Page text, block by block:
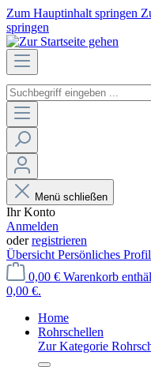
Zum Hauptinhalt springen
springen
Menü schließen
Ihr Konto
Anmelden
oderregistrieren
Übersicht Persönliches Profil
0,00 € Warenkorb
0,00 €.
Home
Rohrschellen
Zur Kategorie